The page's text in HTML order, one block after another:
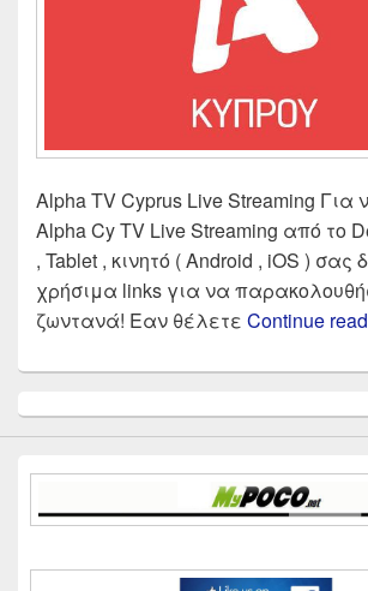
Alpha TV Cyprus Live Streaming Για
Alpha Cy TV Live Streaming από το
, Tablet , κινητό ( Android , iOS ) σας
χρήσιμα links για να
ζωντανά! Εαν θέλετε Continue
Sidebar
Widget